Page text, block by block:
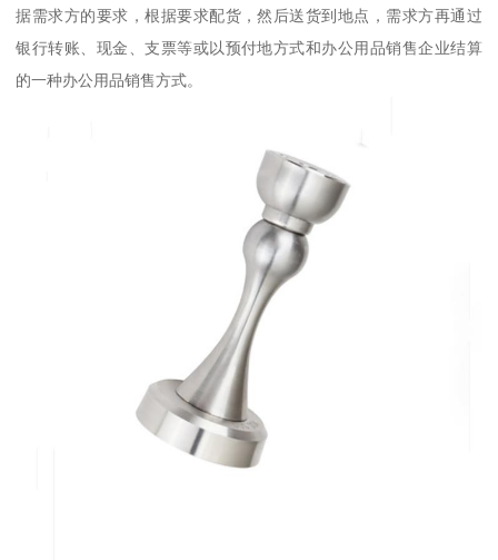
据需求方的要求，根据要求配货，然后送货到地点，需求方再通过
银行转账、现金、支票等或以预付地方式和办公用品销售企业结算
的一种办公用品销售方式。